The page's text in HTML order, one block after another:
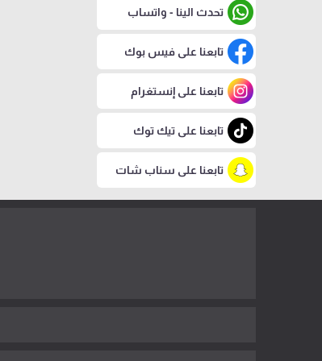
تحدث الينا - واتساب
تابعنا على فيس بوك
تابعنا على إنستغرام
تابعنا على تيك توك
تابعنا على سناب شات